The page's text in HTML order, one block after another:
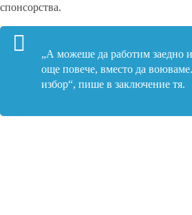
спонсорства.
„А можеше да работим заедно
още повече, вместо да
избор“, пише в заключение тя.